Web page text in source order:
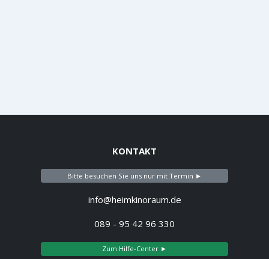
KONTAKT
Bitte besuchen Sie uns nur mit Termin ►
info@heimkinoraum.de
089 - 95 42 96 330
Zum Hilfe-Center ►